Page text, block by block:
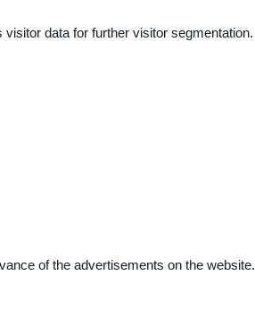
data for further visitor segmentation.
of the advertisements on the website.